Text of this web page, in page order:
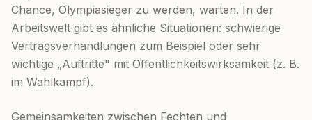
Chance, Olympiasieger zu werden, warten. In der
Arbeitswelt gibt es ähnliche Situationen: schwierige
Vertragsverhandlungen zum Beispiel oder sehr
wichtige „Auftritte" mit Öffentlichkeitswirksamkeit (z. B.
im Wahlkampf).
Gemeinsamkeiten zwischen Fechten und